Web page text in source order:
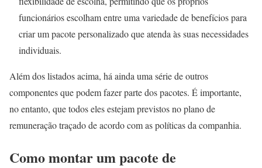
funcionários escolham entre uma variedade de benefícios para
criar um pacote personalizado que atenda às suas necessidades
individuais.
Além dos listados acima, há ainda uma série de outros
componentes que podem fazer parte dos pacotes. É importante,
no entanto, que todos eles estejam previstos no plano de
remuneração traçado de acordo com as políticas da companhia.
Como montar um pacote de